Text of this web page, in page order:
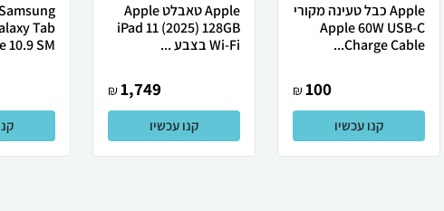
Apple כבל טעינה מקורי
Apple 60W USB-C
Charge Cable...
100
₪
קנו עכשיו
Apple טאבלט Apple
iPad 11 (2025) 128GB
Wi-Fi בצבע ...
1,749
₪
קנו עכשיו
Tab
SM-...